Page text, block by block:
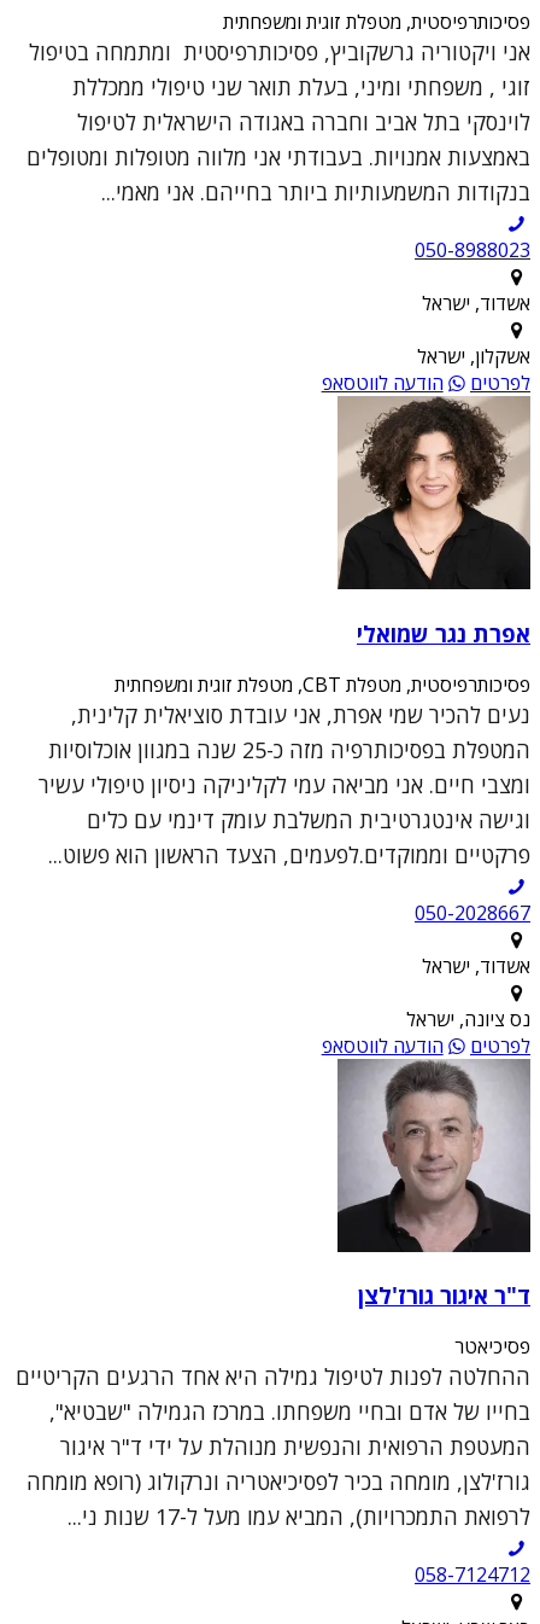
פסיכותרפיסטית, מטפלת זוגית ומשפחתית
אני ויקטוריה גרשקוביץ, פסיכותרפיסטית ומתמחה בטיפול
זוגי , משפחתי ומיני, בעלת תואר שני טיפולי ממכללת
לוינסקי בתל אביב וחברה באגודה הישראלית לטיפול
באמצעות אמנויות. בעבודתי אני מלווה מטופלות ומטופלים
בנקודות המשמעותיות ביותר בחייהם. אני מאמי...
050-8988023
אשדוד, ישראל
אשקלון, ישראל
לפרטים
הודעה לווטסאפ
אפרת נגר שמואלי
פסיכותרפיסטית, מטפלת CBT, מטפלת זוגית ומשפחתית
נעים להכיר שמי אפרת, אני עובדת סוציאלית קלינית,
המטפלת בפסיכותרפיה מזה כ-25 שנה במגוון אוכלוסיות
ומצבי חיים. אני מביאה עמי לקליניקה ניסיון טיפולי עשיר
וגישה אינטגרטיבית המשלבת עומק דינמי עם כלים
פרקטיים וממוקדים.לפעמים, הצעד הראשון הוא פשוט...
050-2028667
אשדוד, ישראל
נס ציונה, ישראל
לפרטים
הודעה לווטסאפ
ד"ר איגור גורז'לצן
פסיכיאטר
ההחלטה לפנות לטיפול גמילה היא אחד הרגעים הקריטיים
בחייו של אדם ובחיי משפחתו. במרכז הגמילה "שבטיא",
המעטפת הרפואית והנפשית מנוהלת על ידי ד"ר איגור
גורז'לצן, מומחה בכיר לפסיכיאטריה ונרקולוג (רופא מומחה
לרפואת התמכרויות), המביא עמו מעל ל-17 שנות ני...
058-7124712